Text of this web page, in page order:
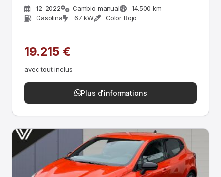
12-2022 Cambio manual
14.500 km
Gasolina
67 kW Color Rojo
19.215 €
avec tout inclus
Plus d'informations